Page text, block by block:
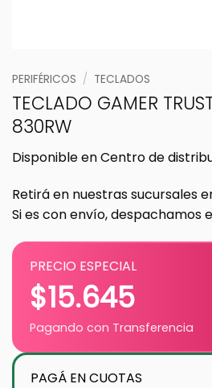
PERIFÉRICOS / TECLADOS
TECLADO GAMER
830RW
Disponible en Centro de
Retirá en nuestras sucursales
Si es con envío, despachamos
PRECIO ESPECIAL
$15.645
Pagando con Transferencia
PAGÁ EN CUOTAS